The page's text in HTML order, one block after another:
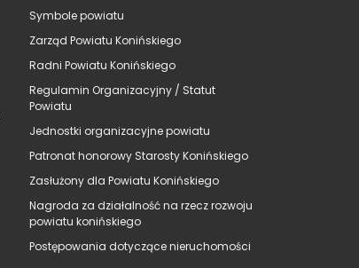
Symbole powiatu
Zarząd Powiatu Konińskiego
Radni Powiatu Konińskiego
Regulamin Organizacyjny / Statut
Powiatu
Jednostki organizacyjne powiatu
Patronat honorowy Starosty Konińskiego
Zasłużony dla Powiatu Konińskiego
Nagroda za działalność na rzecz rozwoju
powiatu konińskiego
Postępowania dotyczące nieruchomości